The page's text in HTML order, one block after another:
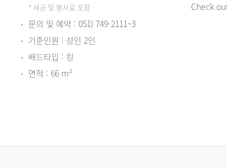
* 세금 및 봉사료 포함
문의 및 예약 : 051) 749-2111~3
기준인원 : 성인 2인
배드타입 : 킹
면적 : 66 m²
Check